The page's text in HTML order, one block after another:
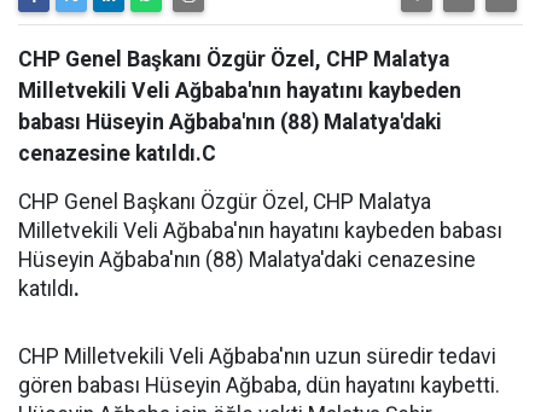
CHP Genel Başkanı Özgür Özel, CHP Malatya
Milletvekili Veli Ağbaba'nın hayatını kaybeden
babası Hüseyin Ağbaba'nın (88) Malatya'daki
cenazesine katıldı.C
CHP Genel Başkanı Özgür Özel, CHP Malatya
Milletvekili Veli Ağbaba'nın hayatını kaybeden babası
Hüseyin Ağbaba'nın (88) Malatya'daki cenazesine
katıldı.
CHP Milletvekili Veli Ağbaba'nın uzun süredir tedavi
gören babası Hüseyin Ağbaba, dün hayatını kaybetti.